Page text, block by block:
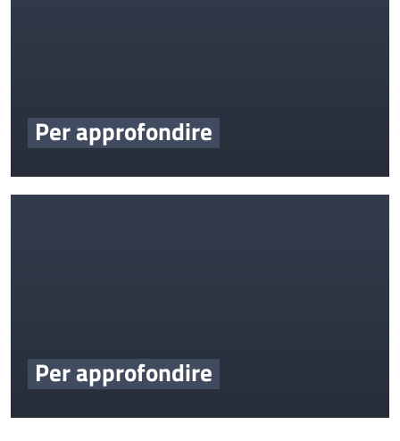
Per approfondire
Per approfondire